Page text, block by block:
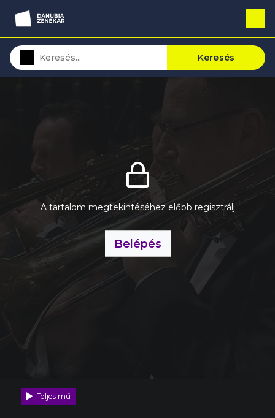
Keresés
A tartalom megtekintéséhez előbb regisztrálj
Belépés
Teljes mű